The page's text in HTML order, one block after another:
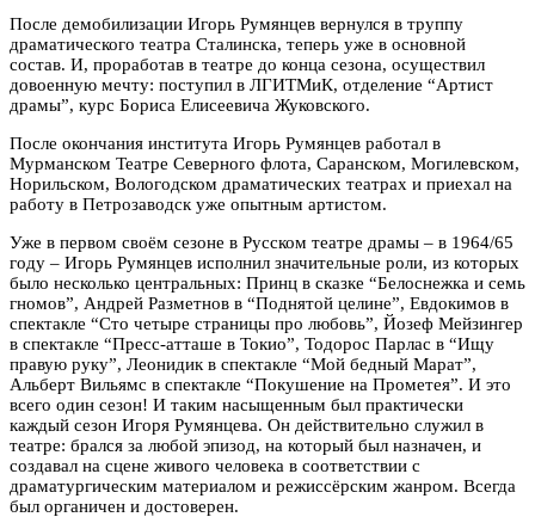
После демобилизации Игорь Румянцев вернулся в труппу
драматического театра Сталинска, теперь уже в основной
состав. И, проработав в театре до конца сезона, осуществил
довоенную мечту: поступил в ЛГИТМиК, отделение “Артист
драмы”, курс Бориса Елисеевича Жуковского.
После окончания института Игорь Румянцев работал в
Мурманском Театре Северного флота, Саранском, Могилевском,
Норильском, Вологодском драматических театрах и приехал на
работу в Петрозаводск уже опытным артистом.
Уже в первом своём сезоне в Русском театре драмы – в 1964/65
году – Игорь Румянцев исполнил значительные роли, из которых
было несколько центральных: Принц в сказке “Белоснежка и семь
гномов”, Андрей Разметнов в “Поднятой целине”, Евдокимов в
спектакле “Сто четыре страницы про любовь”, Йозеф Мейзингер
в спектакле “Пресс-атташе в Токио”, Тодорос Парлас в “Ищу
правую руку”, Леонидик в спектакле “Мой бедный Марат”,
Альберт Вильямс в спектакле “Покушение на Прометея”. И это
всего один сезон! И таким насыщенным был практически
каждый сезон Игоря Румянцева. Он действительно служил в
театре: брался за любой эпизод, на который был назначен, и
создавал на сцене живого человека в соответствии с
драматургическим материалом и режиссёрским жанром. Всегда
был органичен и достоверен.